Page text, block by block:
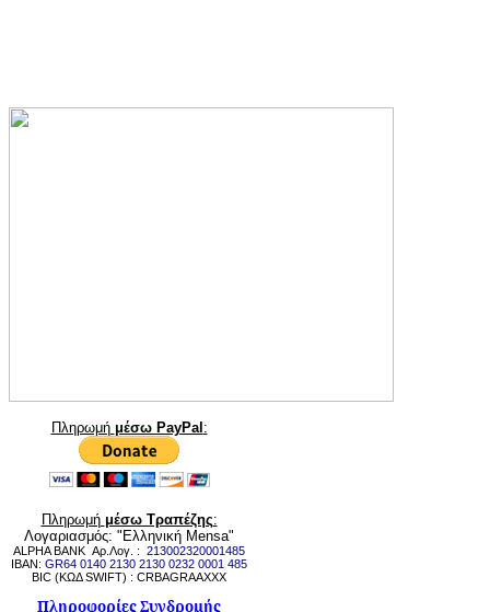
Πληρωμή μέσω PayPal:
Πληρωμή μέσω Τραπέζης:
Λογαριασμός: "Ελληνική Mensa"
ALPHA BANK Αρ.Λογ. : 213002320001485
IBAN: GR64 0140 2130 2130 0232 0001 485
BIC (ΚΩΔ SWIFT) : CRBAGRAAXXX
Πληροφορίες Συνδρομής